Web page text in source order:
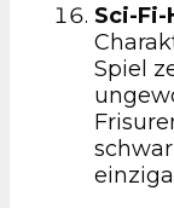
Sci-Fi-
Spiel